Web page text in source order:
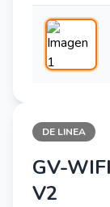
DE LINEA
GV-
V2